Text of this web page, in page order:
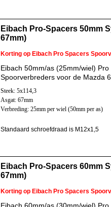
Eibach Pro-Spacers 50mm
67mm)
Korting op Eibach Pro Spacers
Eibach 50mm/as (25mm/wiel)
Spoorverbreders voor de Mazda
Steek: 5x114,3
Asgat: 67mm
Verbreding: 25mm per wiel (50mm per as)
Standaard schroefdraad is M12x1,5
Eibach Pro-Spacers 60mm
67mm)
Korting op Eibach Pro Spacers